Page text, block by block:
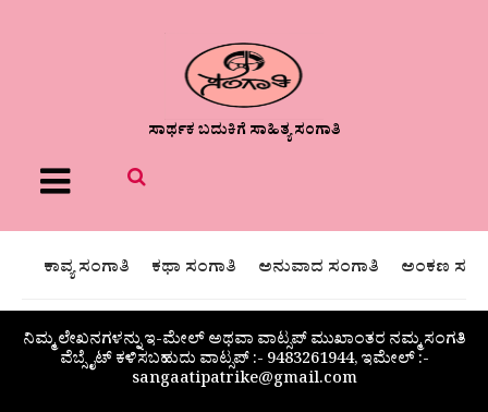
ಸಾರ್ಥಕ ಬದುಕಿಗೆ ಸಾಹಿತ್ಯ ಸಂಗಾತಿ
Menu
ಕಾವ್ಯ ಸಂಗಾತಿ ಕಥಾ ಸಂಗಾತಿ ಅನುವಾದ ಸಂಗಾತಿ ಅಂಕಣ
ನಿಮ್ಮ ಲೇಖನಗಳನ್ನು ಇ-ಮೇಲ್ ಅಥವಾ ವಾಟ್ಸಪ್ ಮುಖಾಂತರ ನಮ್ಮ ಸಂಗತಿ
ವೆಬ್ಸೈಟ್ ಕಳಿಸಬಹುದು ವಾಟ್ಸಪ್‌ :- 9483261944, ಇಮೇಲ್ :-
sangaatipatrike@gmail.com